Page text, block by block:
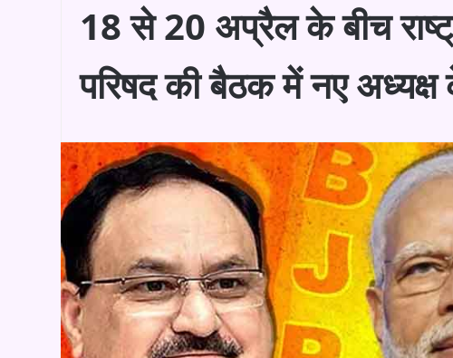
18 से 20 अप्रैल के बीच
परिषद की बैठक में नए